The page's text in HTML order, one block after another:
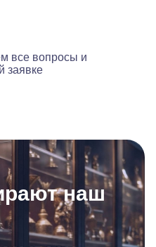
все вопросы и
заявке
наш